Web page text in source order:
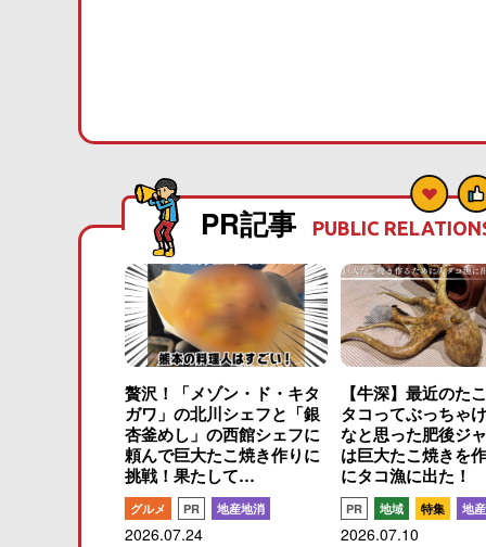
PR記事 PUBLIC
贅沢！「メゾン・ド・キタ
ガワ」の北川シェフと「銀
杏釜めし」の西館シェフに
頼んで巨大たこ焼き作りに
挑戦！果たして…
グルメ PR 地産地消
2026.07.24
【牛深】最近のた
タコってぶっちゃ
なと思った肥後ジ
は巨大たこ焼きを
にタコ漁に出た！
PR 地域 特集 地
2026.07.10